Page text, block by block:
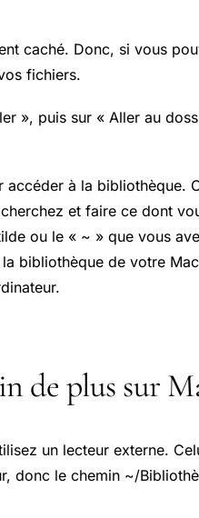
caché. Donc, si vous
fichiers.
», puis sur « Aller au
à la bibliothèque.
et faire ce dont
ou le « ~ » que vous
bibliothèque de votre
de plus sur
un lecteur externe.
donc le chemin ~/